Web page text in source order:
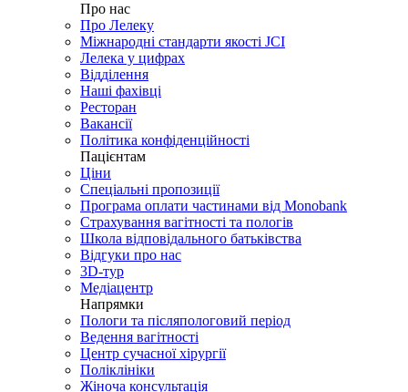
Про нас
Про Лелеку
Міжнародні стандарти якості JCI
Лелека у цифрах
Відділення
Наші фахівці
Ресторан
Вакансії
Політика конфіденційності
Пацієнтам
Ціни
Спеціальні пропозиції
Програма оплати частинами від Monobank
Страхування вагітності та пологів
Школа відповідального батьківства
Відгуки про нас
3D-тур
Медіацентр
Напрямки
Пологи та післяпологовий період
Ведення вагітності
Центр сучасної хірургії
Поліклініки
Жіноча консультація